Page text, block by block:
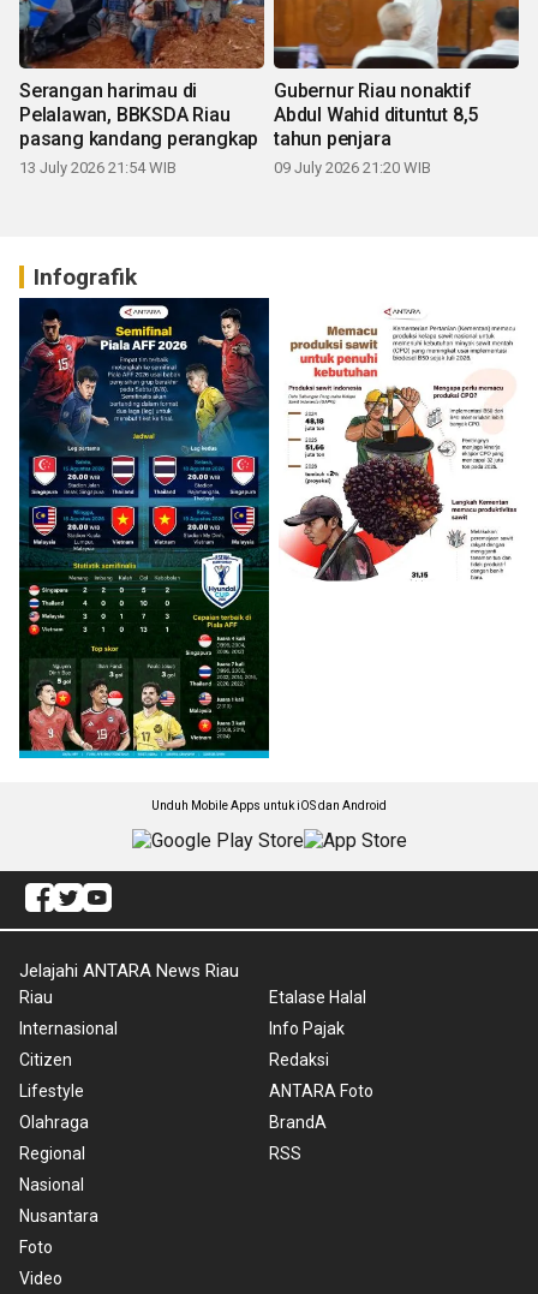
Serangan harimau di
Pelalawan, BBKSDA Riau
pasang kandang perangkap
13 July 2026 21:54 WIB
Gubernur Riau nonaktif
Abdul Wahid dituntut 8,5
tahun penjara
09 July 2026 21:20 WIB
Infografik
Unduh Mobile Apps untuk iOS dan Android
Jelajahi ANTARA News Riau
Riau
Internasional
Citizen
Lifestyle
Olahraga
Regional
Nasional
Nusantara
Foto
Video
Etalase Halal
Info Pajak
Redaksi
ANTARA Foto
BrandA
RSS